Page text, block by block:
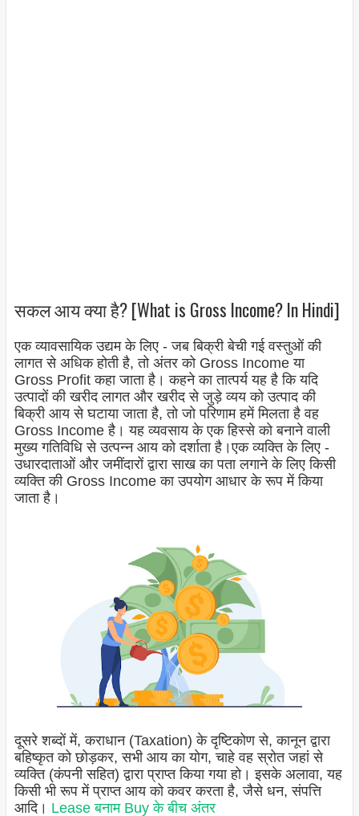
सकल आय क्या है? [What is Gross Income? In Hindi]
एक व्यावसायिक उद्यम के लिए - जब बिक्री बेची गई वस्तुओं की
लागत से अधिक होती है, तो अंतर को Gross Income या
Gross Profit कहा जाता है। कहने का तात्पर्य यह है कि यदि
उत्पादों की खरीद लागत और खरीद से जुड़े व्यय को उत्पाद की
बिक्री आय से घटाया जाता है, तो जो परिणाम हमें मिलता है वह
Gross Income है। यह व्यवसाय के एक हिस्से को बनाने वाली
मुख्य गतिविधि से उत्पन्न आय को दर्शाता है।एक व्यक्ति के लिए -
उधारदाताओं और जमींदारों द्वारा साख का पता लगाने के लिए किसी
व्यक्ति की Gross Income का उपयोग आधार के रूप में किया
जाता है।
दूसरे शब्दों में, कराधान (Taxation) के दृष्टिकोण से, कानून द्वारा
बहिष्कृत को छोड़कर, सभी आय का योग, चाहे वह स्रोत जहां से
व्यक्ति (कंपनी सहित) द्वारा प्राप्त किया गया हो। इसके अलावा, यह
किसी भी रूप में प्राप्त आय को कवर करता है, जैसे धन, संपत्ति
आदि। Lease बनाम Buy के बीच अंतर